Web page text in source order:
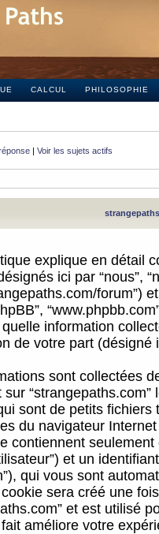
CALCUL PHILOSOPHIE
| Voir les sujets actifs
explique en détail
ici par “nous”,
forum”)
quelle information
de votre part (désigné
sont collectées
sur
sont de petits
du navigateur
contiennent
et un
qui vous sont
sera créé une
et est utilisé
améliore votre